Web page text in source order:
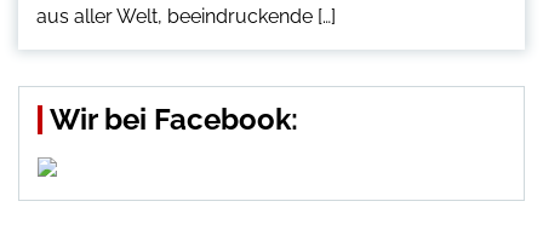
aus aller Welt, beeindruckende […]
Wir bei Facebook: